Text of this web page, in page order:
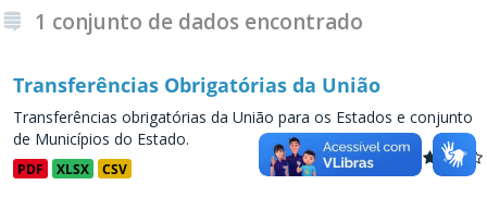
1 conjunto de dados encontrado
Transferências Obrigatórias da União
Transferências obrigatórias da União para os Estados e conjunto
de Municípios do Estado.
PDF XLSX CSV